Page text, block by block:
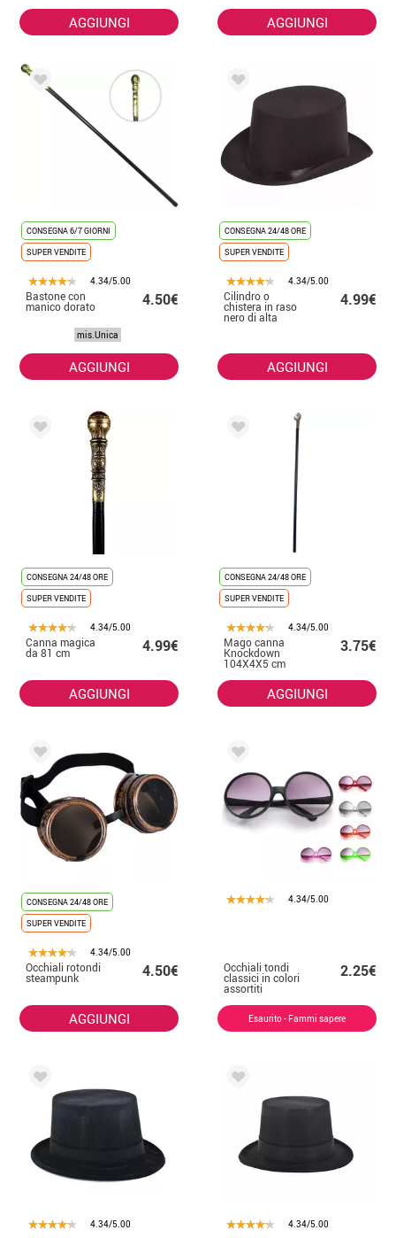
AGGIUNGI AGGIUNGI
CONSEGNA 6/7 GIORNI
SUPER VENDITE
4.34/5.00
Bastone con
manico dorato 4.50€
mis.Unica
AGGIUNGI
CONSEGNA 24/48 ORE
SUPER VENDITE
4.34/5.00
Cilindro o
chistera in raso
nero di alta
4.99€
AGGIUNGI
CONSEGNA 24/48 ORE
SUPER VENDITE
4.34/5.00
Canna magica
da 81 cm 4.99€
AGGIUNGI
CONSEGNA 24/48 ORE
SUPER VENDITE
4.34/5.00
Mago canna
Knockdown
104X4X5 cm
3.75€
AGGIUNGI
CONSEGNA 24/48 ORE
SUPER VENDITE
4.34/5.00
Occhiali rotondi
steampunk 4.50€
AGGIUNGI
4.34/5.00
Occhiali tondi
classici in colori
assortiti
2.25€
Esaurito - Fammi sapere
4.34/5.00 4.34/5.00